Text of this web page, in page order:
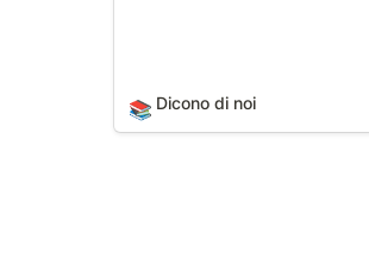
📚 Dicono di noi